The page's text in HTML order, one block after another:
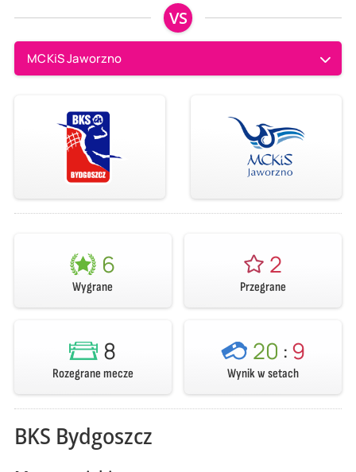
VS
MCKiS Jaworzno
6
Wygrane
2
Przegrane
8
Rozegrane mecze
20 :9
Wynik w setach
BKS Bydgoszcz